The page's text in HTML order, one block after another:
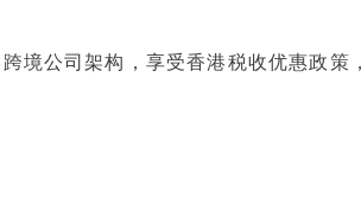
境公司架构，享受香港税收优惠政策